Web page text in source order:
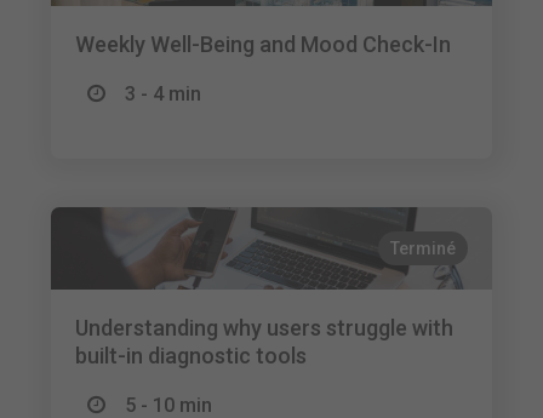
Weekly Well-Being and Mood Check-In
3 - 4 min
Terminé
Understanding why users struggle with
built-in diagnostic tools
5 - 10 min